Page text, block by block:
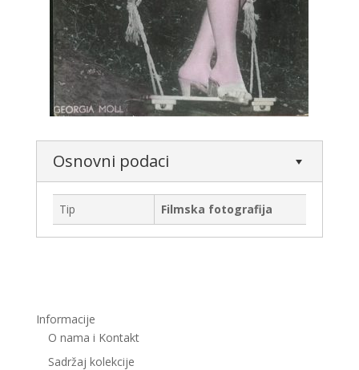
Osnovni podaci
Tip Filmska fotografija
Informacije
O nama i Kontakt
Sadržaj kolekcije